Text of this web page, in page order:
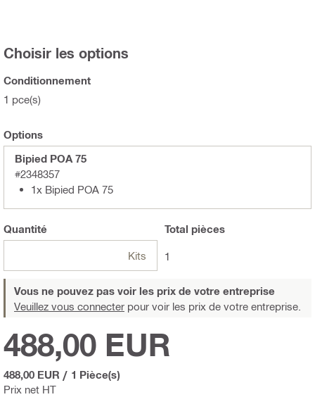
Choisir les options
Conditionnement
1 pce(s)
Options
Bipied POA 75
#2348357
1x Bipied POA 75
Quantité
Kits
Total pièces
1
Vous ne pouvez pas voir les prix de votre entreprise
Veuillez vous connecter pour voir les prix de votre entreprise.
Prix net HT
488,00 EUR
488,00 EUR / 1 Pièce(s)